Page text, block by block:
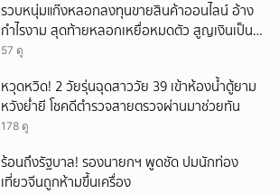
รวบหนุ่มแก๊งหลอกลงทุนขายสินค้าออนไลน์ อ้าง
กำไรงาม สุดท้ายหลอกเหยื่อหมดตัว สูญเงินเป็น
แสนบาท ยังให้การปฏิเสธ
57 ดู
หวุดหวิด! 2 วัยรุ่นฉุดสาววัย 39 เข้าห้องน้ำตู้ยาม
หวังย่ำยี โชคดีตำรวจสายตรวจผ่านมาช่วยทัน
178 ดู
ร้อนถึงรัฐบาล! รองนายกฯ พูดชัด ปมนักท่อง
เที่ยวจีนถูกห้ามขึ้นเครื่อง